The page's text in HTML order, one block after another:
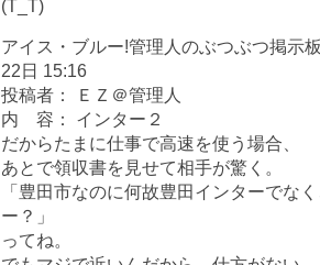
(T_T)
アイス・ブルー!管理人のぶつぶつ掲示
22日 15:16
投稿者： ＥＺ＠管理人
内 容： インター２
だからたまに仕事で高速を使う場合、
あとで領収書を見せて相手が驚く。
「豊田市なのに何故豊田インターでな
ー？」
ってね。